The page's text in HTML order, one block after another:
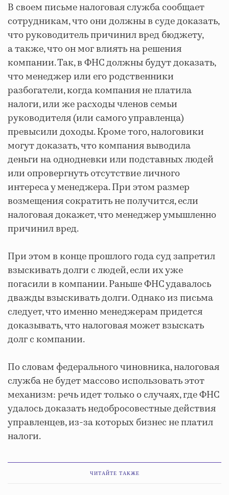
В своем письме налоговая служба сообщает
сотрудникам, что они должны в суде доказать,
что руководитель причинил вред бюджету,
а также, что он мог влиять на решения
компании. Так, в ФНС должны будут доказать,
что менеджер или его родственники
разбогатели, когда компания не платила
налоги, или же расходы членов семьи
руководителя (или самого управленца)
превысили доходы. Кроме того, налоговики
могут доказать, что компания выводила
деньги на однодневки или подставных людей
или опровергнуть отсутствие личного
интереса у менеджера. При этом размер
возмещения сократить не получится, если
налоговая докажет, что менеджер умышленно
причинил вред.
При этом в конце прошлого года суд запретил
взыскивать долги с людей, если их уже
погасили в компании. Раньше ФНС удавалось
дважды взыскивать долги. Однако из письма
следует, что именно менеджерам придется
доказывать, что налоговая может взыскать
долг с компании.
По словам федерального чиновника, налоговая
служба не будет массово использовать этот
механизм: речь идет только о случаях, где ФНС
удалось доказать недобросовестные действия
управленцев, из-за которых бизнес не платил
налоги.
ЧИТАЙТЕ ТАКЖЕ